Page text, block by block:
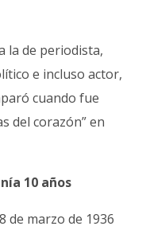
la de periodista,
e incluso actor,
cuando fue
del corazón” en
10 años
de marzo de 1936